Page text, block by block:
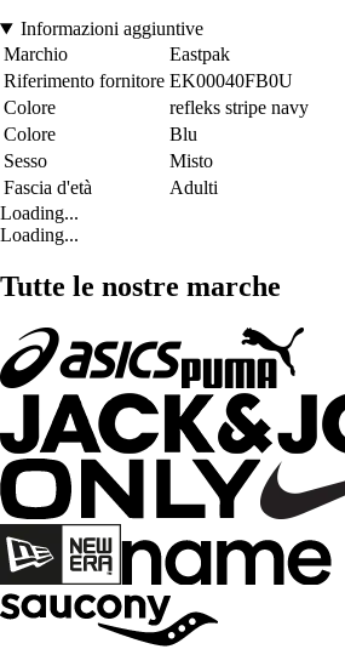
Informazioni aggiuntive
Marchio
Eastpak
Riferimento fornitore EK00040FB0U
Colore
refleks stripe navy
Colore
Blu
Sesso
Misto
Fascia d'età
Adulti
Loading...
Loading...
Tutte le nostre marche